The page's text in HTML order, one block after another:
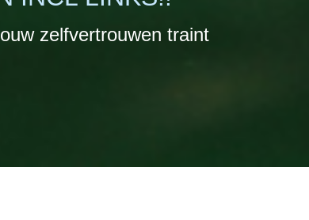
zelfvertrouwen traint